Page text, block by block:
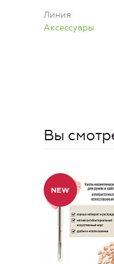
Линия
Аксессуары
Вы